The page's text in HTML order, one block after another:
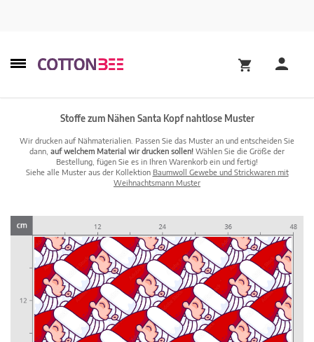
Stoffe zum Nähen Santa Kopf nahtlose Muster
Wir drucken auf Nähmaterialien. Passen Sie das Muster an und entscheiden Sie
dann, auf welchem Material wir drucken sollen! Wählen Sie die Größe der
Bestellung, fügen Sie es in Ihren Warenkorb ein und fertig!
Siehe alle Muster aus der Kollektion Baumwoll Gewebe und Strickwaren mit
Weihnachtsmann Muster